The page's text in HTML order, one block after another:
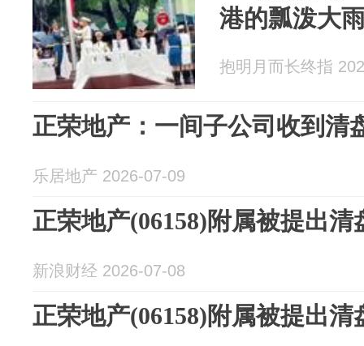
港的瓢泼大
抱明月而长终指
正荣地产：一间子公司收到清
乐居地产 2026-07-09
正荣地产(06158)附属被提出清
新浪财经 2026-07-08
正荣地产(06158)附属被提出清